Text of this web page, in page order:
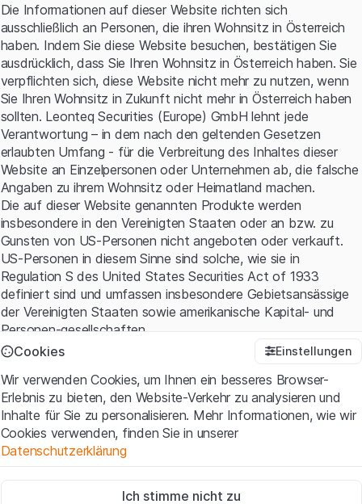
Serverfehler.
Die Informationen auf dieser Website richten sich
ausschließlich an Personen, die ihren Wohnsitz in Österreich
haben. Indem Sie diese Website besuchen, bestätigen Sie
ausdrücklich, dass Sie Ihren Wohnsitz in Österreich haben. Sie
verpflichten sich, diese Website nicht mehr zu nutzen, wenn
Sie Ihren Wohnsitz in Zukunft nicht mehr in Österreich haben
sollten. Leonteq Securities (Europe) GmbH lehnt jede
Verantwortung – in dem nach den geltenden Gesetzen
erlaubten Umfang - für die Verbreitung des Inhaltes dieser
Website an Einzelpersonen oder Unternehmen ab, die falsche
Angaben zu ihrem Wohnsitz oder Heimatland machen.
Die auf dieser Website genannten Produkte werden
insbesondere in den Vereinigten Staaten oder an bzw. zu
Gunsten von US-Personen nicht angeboten oder verkauft.
US-Personen in diesem Sinne sind solche, wie sie in
Regulation S des United States Securities Act of 1933
definiert sind und umfassen insbesondere Gebietsansässige
der Vereinigten Staaten sowie amerikanische Kapital- und
Personen-gesellschaften.
Mit dem Zugriff auf diese Website erklären Sie, dass Sie die
rechtlichen Informationen und die wichtigen Hinweise und
Nutzungsbedingungen verstanden haben und akzeptieren.
Wenn Sie mit denNutzungsbedingungennicht einverstanden
sind, unterlassen Sie bitte den Zugriff auf diese Website.
Kein Angebot, keine Aufforderung zum Kauf
Cookies Einstellungen
Wir verwenden Cookies, um Ihnen ein besseres Browser-
Erlebnis zu bieten, den Website-Verkehr zu analysieren und
Inhalte für Sie zu personalisieren. Mehr Informationen, wie wir
Cookies verwenden, finden Sie in unserer
Datenschutzerklärung
Diese Cookies sind für die Website erforderlich und können nicht
Ich stimme nicht zu